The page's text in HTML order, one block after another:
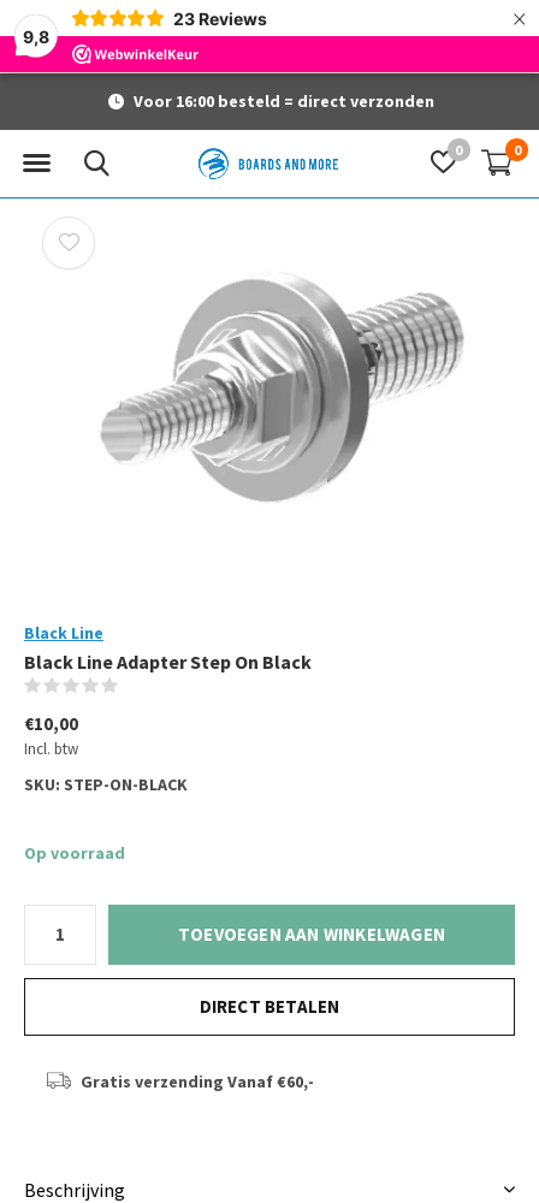
9,8
23 Reviews ×
0 0
Voor 16:00 besteld = direct verzonden
Black Line
Black Line Adapter Step On Black
€10,00
Incl. btw
SKU: STEP-ON-BLACK
Op voorraad
TOEVOEGEN AAN WINKELWAGEN
DIRECT BETALEN
Gratis verzending Vanaf €60,-
Beschrijving